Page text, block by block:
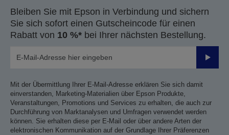
Bleiben Sie mit Epson in Verbindung und sichern
Sie sich sofort einen Gutscheincode für einen
Rabatt von 10 %* bei Ihrer nächsten Bestellung.
Mit der Übermittlung Ihrer E-Mail-Adresse erklären Sie sich damit
einverstanden, Marketing-Materialien über Epson Produkte,
Veranstaltungen, Promotions und Services zu erhalten, die auch zur
Durchführung von Marktanalysen und Umfragen verwendet werden
können. Sie erhalten diese per E-Mail oder über andere Arten der
elektronischen Kommunikation auf der Grundlage Ihrer Präferenzen